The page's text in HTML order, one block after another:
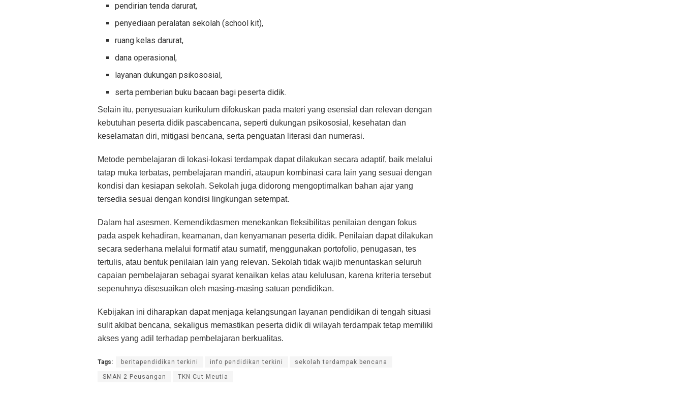
pendirian tenda darurat,
penyediaan peralatan sekolah (school kit),
ruang kelas darurat,
dana operasional,
layanan dukungan psikososial,
serta pemberian buku bacaan bagi peserta didik.
Selain itu, penyesuaian kurikulum difokuskan pada materi yang esensial dan relevan dengan
kebutuhan peserta didik pascabencana, seperti dukungan psikososial, kesehatan dan
keselamatan diri, mitigasi bencana, serta penguatan literasi dan numerasi.
Metode pembelajaran di lokasi-lokasi terdampak dapat dilakukan secara adaptif, baik melalui
tatap muka terbatas, pembelajaran mandiri, ataupun kombinasi cara lain yang sesuai dengan
kondisi dan kesiapan sekolah. Sekolah juga didorong mengoptimalkan bahan ajar yang
tersedia sesuai dengan kondisi lingkungan setempat.
Dalam hal asesmen, Kemendikdasmen menekankan fleksibilitas penilaian dengan fokus
pada aspek kehadiran, keamanan, dan kenyamanan peserta didik. Penilaian dapat dilakukan
secara sederhana melalui formatif atau sumatif, menggunakan portofolio, penugasan, tes
tertulis, atau bentuk penilaian lain yang relevan. Sekolah tidak wajib menuntaskan seluruh
capaian pembelajaran sebagai syarat kenaikan kelas atau kelulusan, karena kriteria tersebut
sepenuhnya disesuaikan oleh masing-masing satuan pendidikan.
Kebijakan ini diharapkan dapat menjaga kelangsungan layanan pendidikan di tengah situasi
sulit akibat bencana, sekaligus memastikan peserta didik di wilayah terdampak tetap memiliki
akses yang adil terhadap pembelajaran berkualitas.
Tags: beritapendidikan terkini info pendidikan terkini sekolah terdampak bencana
SMAN 2 Peusangan TKN Cut Meutia